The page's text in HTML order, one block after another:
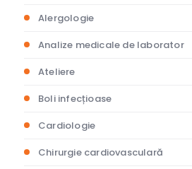
Alergologie
Analize medicale de laborator
Ateliere
Boli infecțioase
Cardiologie
Chirurgie cardiovasculară